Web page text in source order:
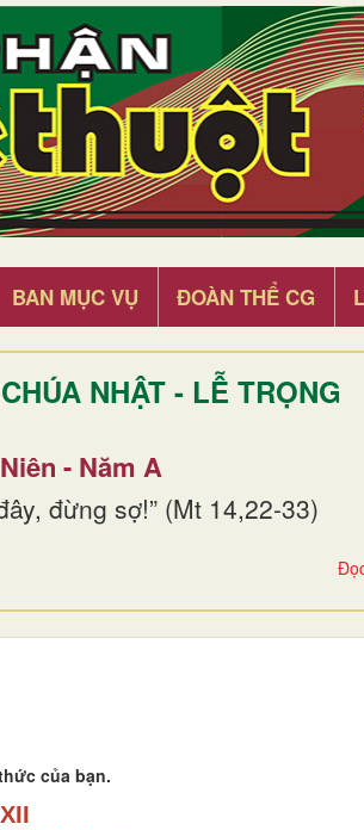
BAN MỤC VỤ ĐOÀN THỂ CG
NHẬT - LỄ TRỌNG
- Năm A
đừng sợ!” (Mt 14,22-33)
của bạn.